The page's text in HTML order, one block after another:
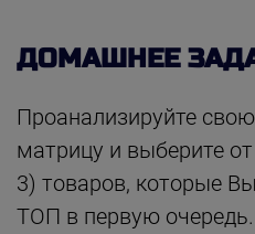
ДОМАШНЕЕ
Проанализируйте
матрицу и выберите
3) товаров, которые
ТОП в первую